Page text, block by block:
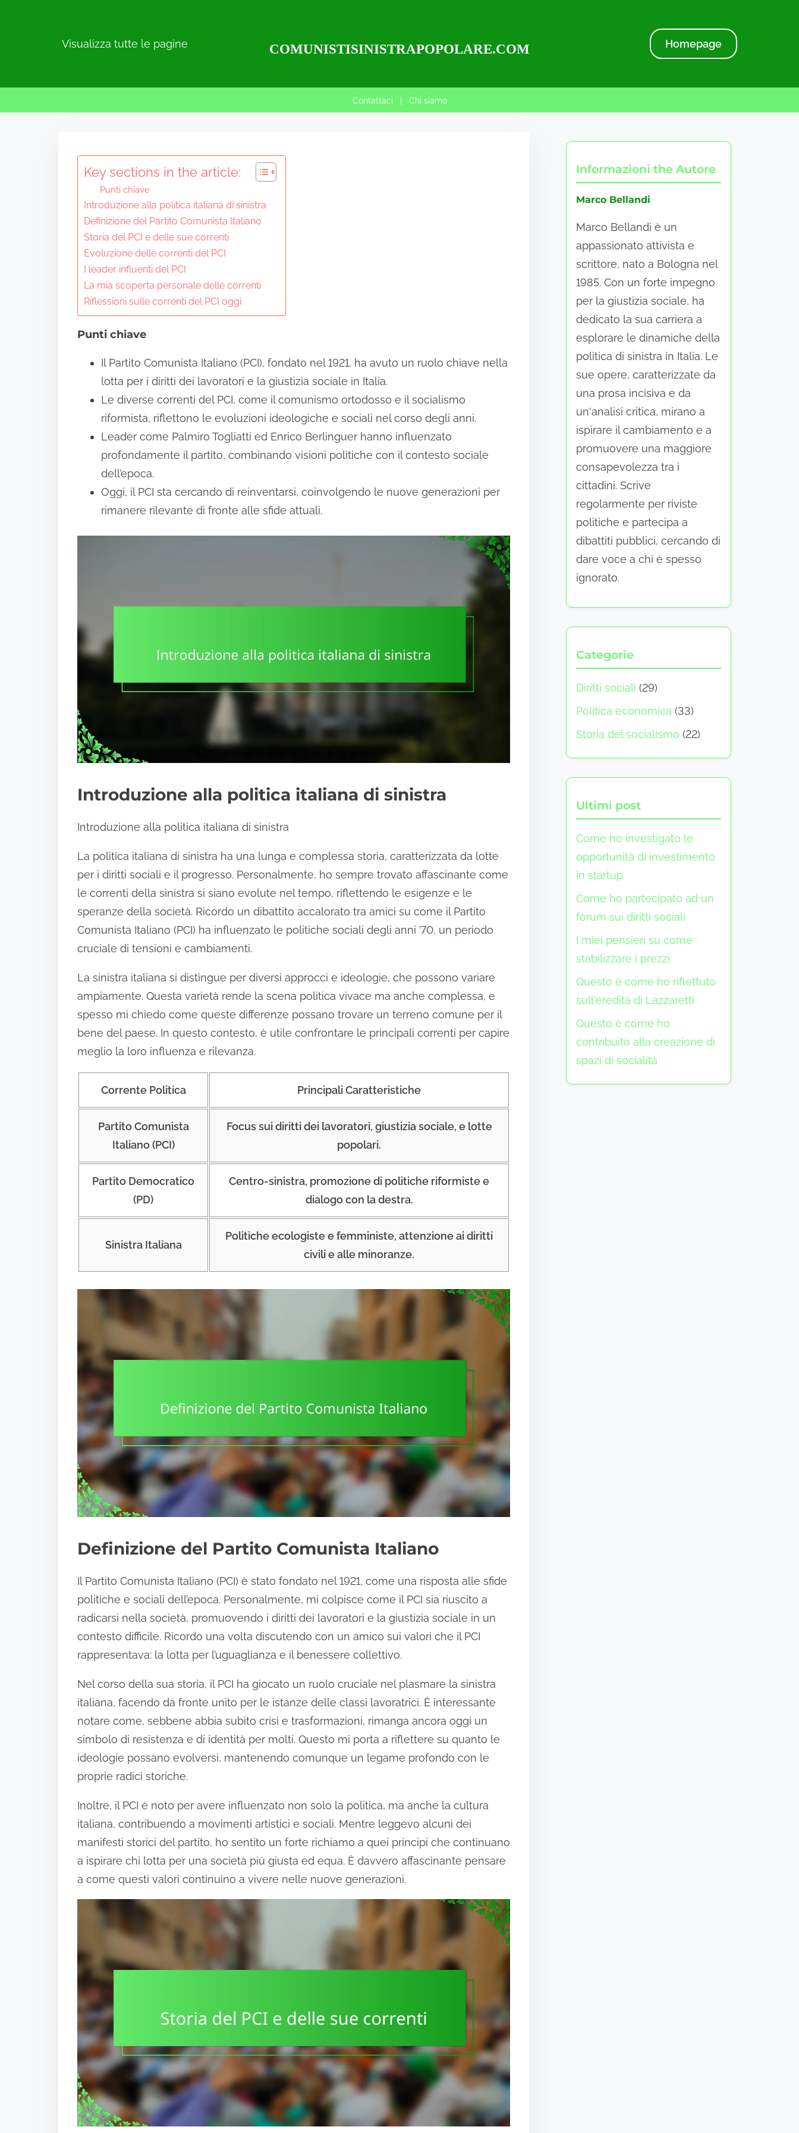
Visualizza tutte le pagine COMUNISTISINISTRAPOPOLARE.COM Homepage
Contattaci | Chi siamo
Key sections in the article:
Punti chiave
Introduzione alla politica italiana di sinistra
Definizione del Partito Comunista Italiano
Storia del PCI e delle sue correnti
Evoluzione delle correnti del PCI
I leader influenti del PCI
La mia scoperta personale delle correnti
Riflessioni sulle correnti del PCI oggi
Punti chiave
Il Partito Comunista Italiano (PCI), fondato nel 1921, ha avuto un ruolo chiave nella
lotta per i diritti dei lavoratori e la giustizia sociale in Italia.
Le diverse correnti del PCI, come il comunismo ortodosso e il socialismo
riformista, riflettono le evoluzioni ideologiche e sociali nel corso degli anni.
Leader come Palmiro Togliatti ed Enrico Berlinguer hanno influenzato
profondamente il partito, combinando visioni politiche con il contesto sociale
dell’epoca.
Oggi, il PCI sta cercando di reinventarsi, coinvolgendo le nuove generazioni per
rimanere rilevante di fronte alle sfide attuali.
Introduzione alla politica italiana di sinistra
Introduzione alla politica italiana di sinistra
La politica italiana di sinistra ha una lunga e complessa storia, caratterizzata da lotte
per i diritti sociali e il progresso. Personalmente, ho sempre trovato affascinante come
le correnti della sinistra si siano evolute nel tempo, riflettendo le esigenze e le
speranze della società. Ricordo un dibattito accalorato tra amici su come il Partito
Comunista Italiano (PCI) ha influenzato le politiche sociali degli anni ’70, un periodo
cruciale di tensioni e cambiamenti.
La sinistra italiana si distingue per diversi approcci e ideologie, che possono variare
ampiamente. Questa varietà rende la scena politica vivace ma anche complessa, e
spesso mi chiedo come queste differenze possano trovare un terreno comune per il
bene del paese. In questo contesto, è utile confrontare le principali correnti per capire
meglio la loro influenza e rilevanza.
Corrente Politica Principali Caratteristiche
Partito Comunista
Italiano (PCI)
Focus sui diritti dei lavoratori, giustizia sociale, e lotte
popolari.
Partito Democratico
(PD)
Centro-sinistra, promozione di politiche riformiste e
dialogo con la destra.
Sinistra Italiana
Politiche ecologiste e femministe, attenzione ai diritti
civili e alle minoranze.
Definizione del Partito Comunista Italiano
Il Partito Comunista Italiano (PCI) è stato fondato nel 1921, come una risposta alle sfide
politiche e sociali dell’epoca. Personalmente, mi colpisce come il PCI sia riuscito a
radicarsi nella società, promuovendo i diritti dei lavoratori e la giustizia sociale in un
contesto difficile. Ricordo una volta discutendo con un amico sui valori che il PCI
rappresentava: la lotta per l’uguaglianza e il benessere collettivo.
Nel corso della sua storia, il PCI ha giocato un ruolo cruciale nel plasmare la sinistra
italiana, facendo da fronte unito per le istanze delle classi lavoratrici. È interessante
notare come, sebbene abbia subito crisi e trasformazioni, rimanga ancora oggi un
simbolo di resistenza e di identità per molti. Questo mi porta a riflettere su quanto le
ideologie possano evolversi, mantenendo comunque un legame profondo con le
proprie radici storiche.
Inoltre, il PCI è noto per avere influenzato non solo la politica, ma anche la cultura
italiana, contribuendo a movimenti artistici e sociali. Mentre leggevo alcuni dei
manifesti storici del partito, ho sentito un forte richiamo a quei principi che continuano
a ispirare chi lotta per una società più giusta ed equa. È davvero affascinante pensare
a come questi valori continuino a vivere nelle nuove generazioni.
Informazioni the Autore
Marco Bellandi
Marco Bellandi è un
appassionato attivista e
scrittore, nato a Bologna nel
1985. Con un forte impegno
per la giustizia sociale, ha
dedicato la sua carriera a
esplorare le dinamiche della
politica di sinistra in Italia. Le
sue opere, caratterizzate da
una prosa incisiva e da
un'analisi critica, mirano a
ispirare il cambiamento e a
promuovere una maggiore
consapevolezza tra i
cittadini. Scrive
regolarmente per riviste
politiche e partecipa a
dibattiti pubblici, cercando di
dare voce a chi è spesso
ignorato.
Categorie
Diritti sociali (29)
Politica economica (33)
Storia del socialismo (22)
Ultimi post
Come ho investigato le
opportunità di investimento
in startup
Come ho partecipato ad un
forum sui diritti sociali
I miei pensieri su come
stabilizzare i prezzi
Questo è come ho riflettuto
sull'eredità di Lazzaretti
Questo è come ho
contribuito alla creazione di
spazi di socialità